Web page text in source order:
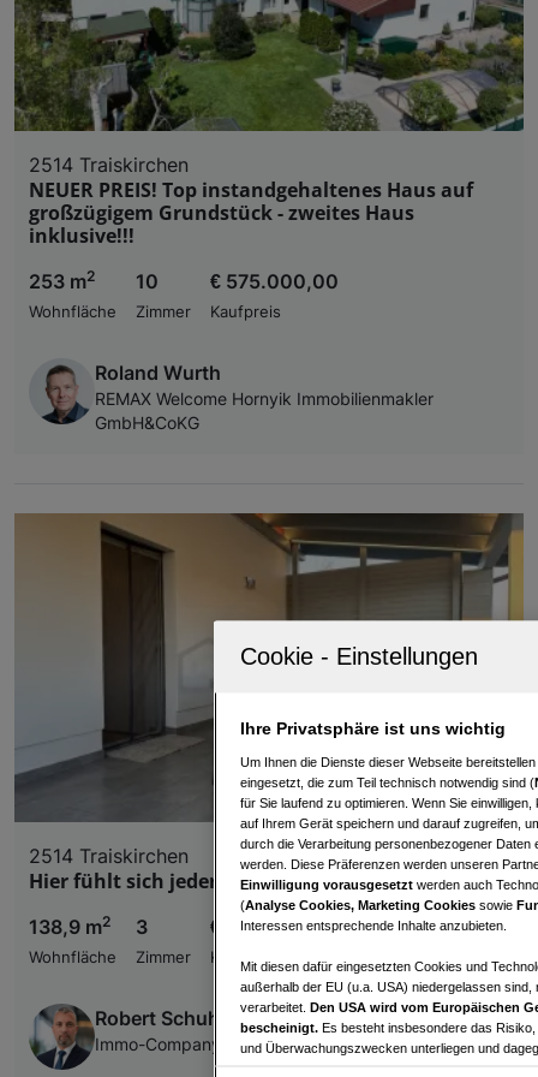
2514 Traiskirchen
NEUER PREIS! Top instandgehaltenes Haus auf
großzügigem Grundstück - zweites Haus
inklusive!!!
253 m2
Wohnfläche
10
Zimmer
€ 575.000,00
Kaufpreis
Roland Wurth
REMAX Welcome Hornyik Immobilienmakler
GmbH&CoKG
2514 Traiskirchen
Hier fühlt sich jeder Tag wie Urlaub an.
138,9 m2
Wohnfläche
3
Zimmer
€ 560.000,00
Kaufpreis
Robert Schuh
Immo-Company Haas & Urban Immobilien GmbH
Ihre Privatsphäre ist uns wichtig
Um Ihnen die Dienste dieser Webseite
eingesetzt, die zum Teil technisch notwendig sind (
für Sie laufend zu optimieren. Wenn Sie
auf Ihrem Gerät speichern und darauf zugreifen,
durch die Verarbeitung personenbezogener
werden. Diese Präferenzen werden unseren
Einwilligung vorausgesetzt werden auch
(Analyse Cookies, Marketing Cookies sowie
Interessen entsprechende Inhalte anzubieten.
Mit diesen dafür eingesetzten Cookies und
außerhalb der EU (u.a. USA) niedergelassen
verarbeitet. Den USA wird vom Europäischen
bescheinigt. Es besteht insbesondere das
und Überwachungszwecken unterliegen und